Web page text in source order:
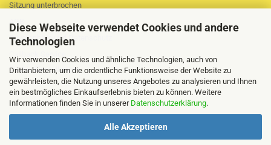
Diese Webseite verwendet Cookies und andere
Technologien
Wir verwenden Cookies und ähnliche Technologien, auch von
Drittanbietern, um die ordentliche Funktionsweise der Website zu
gewährleisten, die Nutzung unseres Angebotes zu analysieren und Ihnen
ein bestmögliches Einkaufserlebnis bieten zu können. Weitere
Informationen finden Sie in unserer Datenschutzerklärung.
Alle Akzeptieren
Sitzung unterbrochen
AGB
Privatsphäre und Datenschutz
Callback Service
Cookie Einstellungen